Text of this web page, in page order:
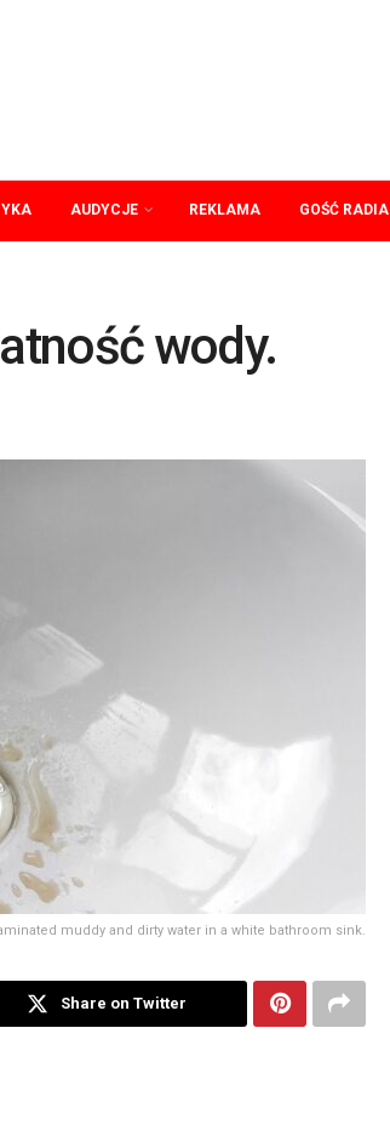
AUDYCJE REKLAMA GOŚĆ RADIA
wody.
muddy and dirty water in a white bathroom sink.
Share on Twitter